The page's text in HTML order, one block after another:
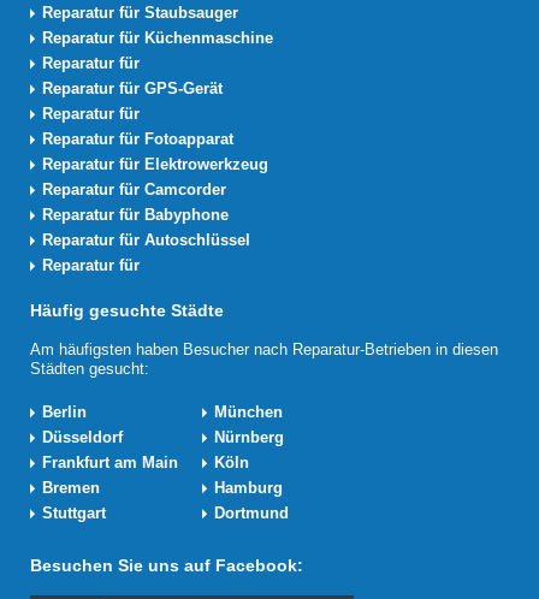
Reparatur für Staubsauger
Reparatur für Küchenmaschine
Reparatur für
Reparatur für GPS-Gerät
Reparatur für
Reparatur für Fotoapparat
Reparatur für Elektrowerkzeug
Reparatur für Camcorder
Reparatur für Babyphone
Reparatur für Autoschlüssel
Reparatur für
Häufig gesuchte Städte
Am häufigsten haben Besucher nach Reparatur-Betrieben in diesen
Städten gesucht:
Berlin
München
Düsseldorf
Nürnberg
Frankfurt am Main
Köln
Bremen
Hamburg
Stuttgart
Dortmund
Besuchen Sie uns auf Facebook: